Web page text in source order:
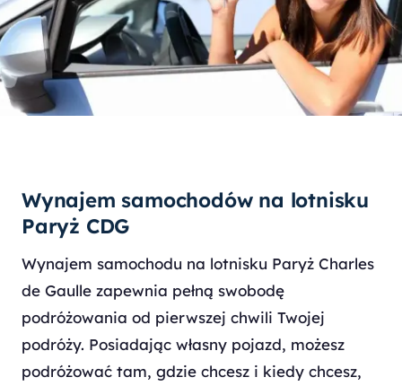
Wynajem samochodów na lotnisku
Paryż CDG
Wynajem samochodu na lotnisku Paryż Charles
de Gaulle zapewnia pełną swobodę
podróżowania od pierwszej chwili Twojej
podróży. Posiadając własny pojazd, możesz
podróżować tam, gdzie chcesz i kiedy chcesz,